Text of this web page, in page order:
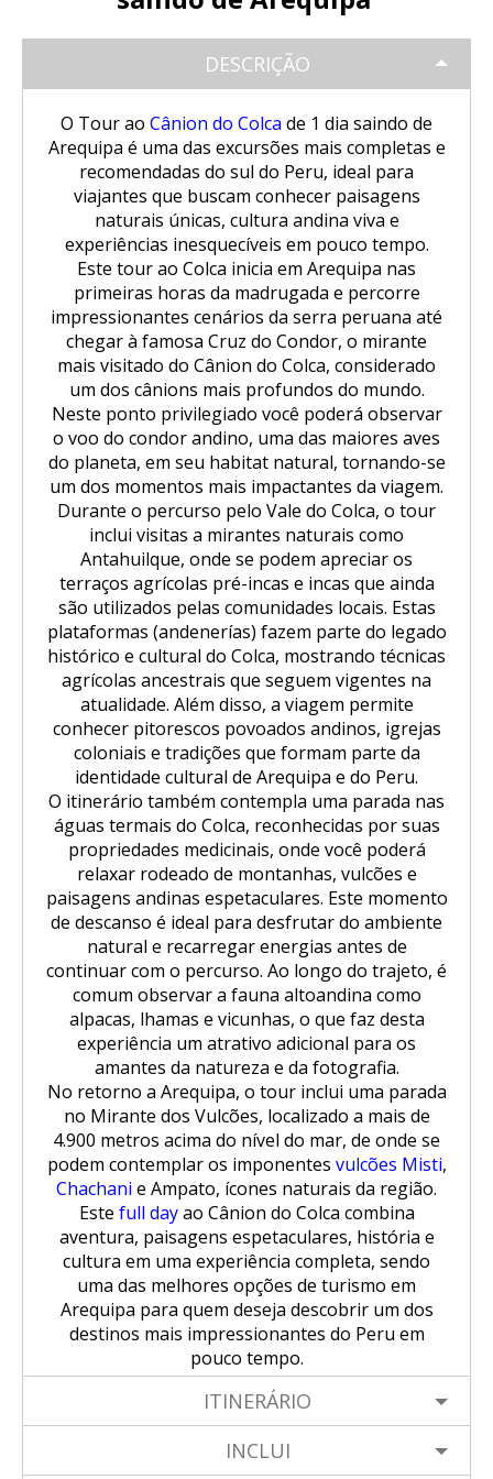
Aventura Inca
Nascer do sol em Cusco visto de um
balão de ar quente.
Excursão ao Vulcão Chachani (2
dias/1 noite): Aventura em Alta
Excursão ao Cânion do Colca com
Conexão Taquile 3D/2N
de Puno
Passeio pela Ilha dos Uros,
Amantaní e Taquile
Tour Salar de Uyuni de Bicicleta
Tour Salar de Uyuni 2 Dias / 1 Noite
Tour Salar de Uyuni 2 Dias / 1 Noite
Tour Salar de Uyuni 3 Dias / 2
Noites
Trilha Salkantay 4D | Rota Ancestral
Trilha Salkantay 3D | Alta
montanha e selva – Machu Picchu
Huchuy Qosqo Trek 3D/2N | Machu
Picchu
Tour Machu Picchu, Montanha das
Cores e Lagoa Humantay 3 dias
SALKANTAY
Trilha Salkantay 5D Machu Picchu |
Natureza, cultura viva
Trilha Salkantay 4D | Rota Ancestral
para Machu Picchu
Trilha Salkantay 2D | Caminhada na
montanha
Trilha Salkantay 3D | Alta
montanha e selva – Machu Picchu
PACOTES TURÍSTICOS
Excursão de 1 dia a Machu Picchu /
Saindo de Cusco
BLOG
CONTACTANOS
DESCRIÇÃO
O Tour ao Cânion do Colca de 1 dia saindo de
Arequipa é uma das excursões mais completas e
recomendadas do sul do Peru, ideal para
viajantes que buscam conhecer paisagens
naturais únicas, cultura andina viva e
experiências inesquecíveis em pouco tempo.
Este tour ao Colca inicia em Arequipa nas
primeiras horas da madrugada e percorre
impressionantes cenários da serra peruana até
chegar à famosa Cruz do Condor, o mirante
mais visitado do Cânion do Colca, considerado
um dos cânions mais profundos do mundo.
Neste ponto privilegiado você poderá observar
o voo do condor andino, uma das maiores aves
do planeta, em seu habitat natural, tornando-se
um dos momentos mais impactantes da viagem.
Durante o percurso pelo Vale do Colca, o tour
inclui visitas a mirantes naturais como
Antahuilque, onde se podem apreciar os
terraços agrícolas pré-incas e incas que ainda
são utilizados pelas comunidades locais. Estas
plataformas (andenerías) fazem parte do legado
histórico e cultural do Colca, mostrando técnicas
agrícolas ancestrais que seguem vigentes na
atualidade. Além disso, a viagem permite
conhecer pitorescos povoados andinos, igrejas
coloniais e tradições que formam parte da
identidade cultural de Arequipa e do Peru.
O itinerário também contempla uma parada nas
águas termais do Colca, reconhecidas por suas
propriedades medicinais, onde você poderá
relaxar rodeado de montanhas, vulcões e
paisagens andinas espetaculares. Este momento
de descanso é ideal para desfrutar do ambiente
natural e recarregar energias antes de
continuar com o percurso. Ao longo do trajeto, é
comum observar a fauna altoandina como
alpacas, lhamas e vicunhas, o que faz desta
experiência um atrativo adicional para os
amantes da natureza e da fotografia.
No retorno a Arequipa, o tour inclui uma parada
no Mirante dos Vulcões, localizado a mais de
4.900 metros acima do nível do mar, de onde se
podem contemplar os imponentes vulcões Misti,
Chachani e Ampato, ícones naturais da região.
Este full dayao Cânion do Colca combina
aventura, paisagens espetaculares, história e
cultura em uma experiência completa, sendo
uma das melhores opções de turismo em
Arequipa para quem deseja descobrir um dos
destinos mais impressionantes do Peru em
pouco tempo.
ITINERÁRIO
INCLUI